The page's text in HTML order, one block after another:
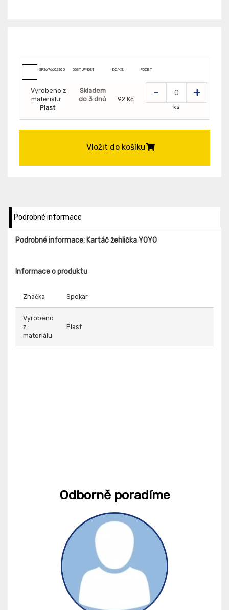
SP3676602200 DOSTUPNOST KČ/KS: POČET
Vyrobeno z
materiálu:
Plast
Skladem
do 3 dnů
92 Kč - +
ks
Vložit do košíku
Podrobné informace
Podrobné informace: Kartáč žehlička YOYO
Informace o produktu
Značka Spokar
Vyrobeno
z
materiálu
Plast
Odborně poradíme